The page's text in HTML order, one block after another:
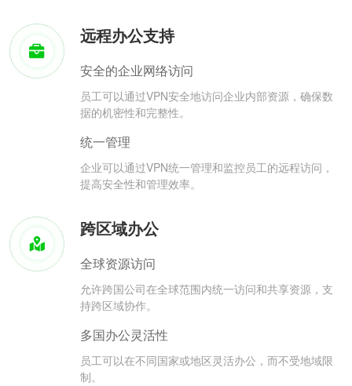
远程办公支持
安全的企业网络访问
员工可以通过VPN安全地访问企业内部资源，确保数
据的机密性和完整性。
统一管理
企业可以通过VPN统一管理和监控员工的远程访问，
提高安全性和管理效率。
跨区域办公
全球资源访问
允许跨国公司在全球范围内统一访问和共享资源，支
持跨区域协作。
多国办公灵活性
员工可以在不同国家或地区灵活办公，而不受地域限
制。